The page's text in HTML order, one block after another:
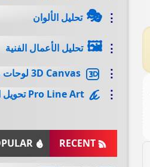
🎭تحليل الألوان
🖼️تحليل الأعمال الفنية
3D Canvas لوحات مجسمة
Pro Line Art تحويل الصور إلى اسكتش
RECENT